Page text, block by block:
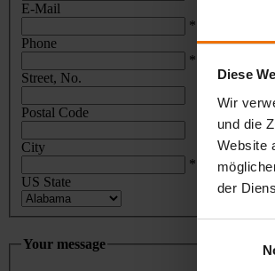
Diese
Wir
und die
Website
der
E-Mail
*
Phone
*
Street, No.
Postal Code
City
*
US State
Your message